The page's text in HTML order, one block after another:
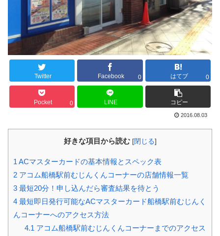
Twitter Facebook 0 はてブ 0
Pocket 0 LINE コピー
2016.08.03
好きな項目から読む [閉じる]
1 ACマスターカードの基本情報とスペック表
2 アコム船橋駅前むじんくんコーナーの店舗情報一覧
3 最短20分！申し込んだら審査結果を待とう
4 最短即日発行可能なACマスターカード船橋駅前むじんく
んコーナーへのアクセス方法
4.1 アコム船橋駅前むじんくんコーナーまでのアクセス